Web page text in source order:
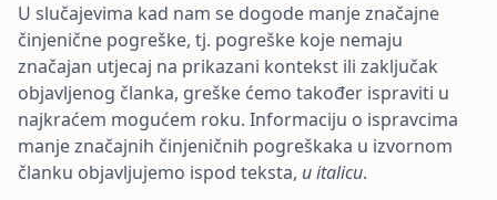
U slučajevima kad nam se dogode manje značajne
činjenične pogreške, tj. pogreške koje nemaju
značajan utjecaj na prikazani kontekst ili zaključak
objavljenog članka, greške ćemo također ispraviti u
najkraćem mogućem roku. Informaciju o ispravcima
manje značajnih činjeničnih pogreškaka u izvornom
članku objavljujemo ispod teksta, u italicu.